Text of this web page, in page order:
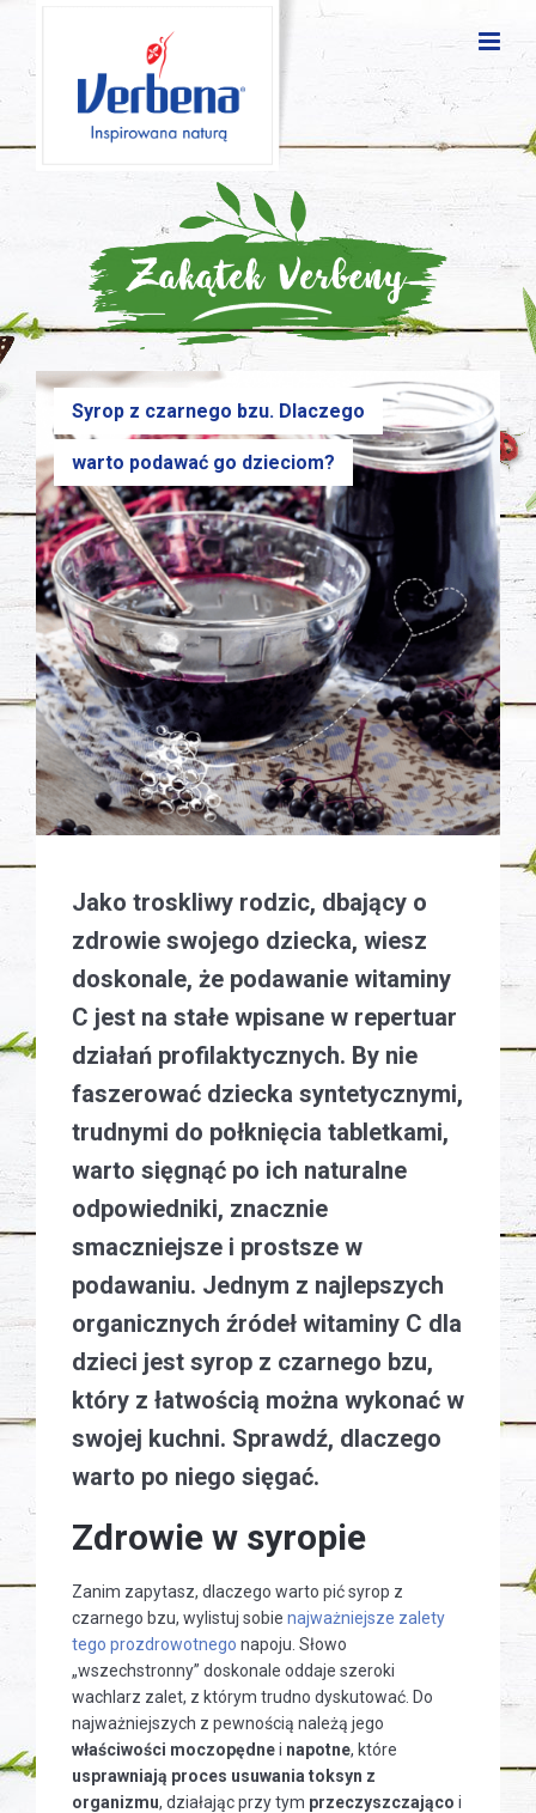
Syrop z czarnego bzu. Dlaczego
warto podawać go dzieciom?
Jako troskliwy rodzic, dbający o
zdrowie swojego dziecka, wiesz
doskonale, że podawanie witaminy
C jest na stałe wpisane w repertuar
działań profilaktycznych. By nie
faszerować dziecka syntetycznymi,
trudnymi do połknięcia tabletkami,
warto sięgnąć po ich naturalne
odpowiedniki, znacznie
smaczniejsze i prostsze w
podawaniu. Jednym z najlepszych
organicznych źródeł witaminy C dla
dzieci jest syrop z czarnego bzu,
który z łatwością można wykonać w
swojej kuchni. Sprawdź, dlaczego
warto po niego sięgać.
Zdrowie w syropie
Zanim zapytasz, dlaczego warto pić syrop z
czarnego bzu, wylistuj sobie najważniejsze zalety
tego prozdrowotnego napoju. Słowo
„wszechstronny” doskonale oddaje szeroki
wachlarz zalet, z którym trudno dyskutować. Do
najważniejszych z pewnością należą jego
właściwości moczopędnei napotne, które
usprawniają proces usuwania toksyn z
organizmu, działając przy tym przeczyszczająco i